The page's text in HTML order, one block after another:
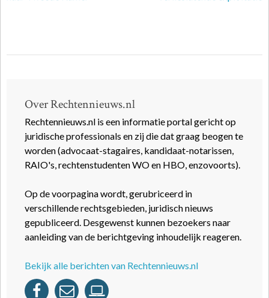
Over Rechtennieuws.nl
Rechtennieuws.nl is een informatie portal gericht op
juridische professionals en zij die dat graag beogen te
worden (advocaat-stagaires, kandidaat-notarissen,
RAIO's, rechtenstudenten WO en HBO, enzovoorts).
Op de voorpagina wordt, gerubriceerd in
verschillende rechtsgebieden, juridisch nieuws
gepubliceerd. Desgewenst kunnen bezoekers naar
aanleiding van de berichtgeving inhoudelijk reageren.
Bekijk alle berichten van Rechtennieuws.nl